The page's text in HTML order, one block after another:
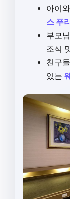
아이
스 푸
부모
조식
친구
있는